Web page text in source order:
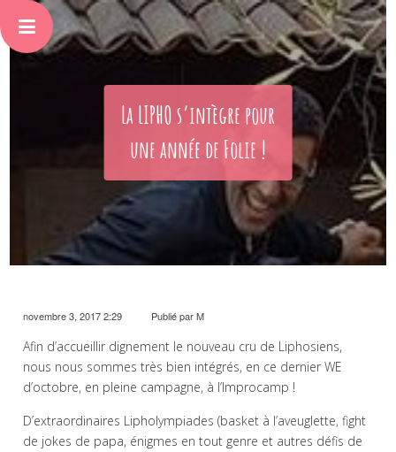
La LIPHO s’intègre pour
une année de Folie !
novembre 3, 2017 2:29 Publié parM
Afin d’accueillir dignement le nouveau cru de Liphosiens,
nous nous sommes très bien intégrés, en ce dernier WE
d’octobre, en pleine campagne, à l’Improcamp !
D’extraordinaires Lipholympiades (basket à l’aveuglette, fight
de jokes de papa, énigmes en tout genre et autres défis de